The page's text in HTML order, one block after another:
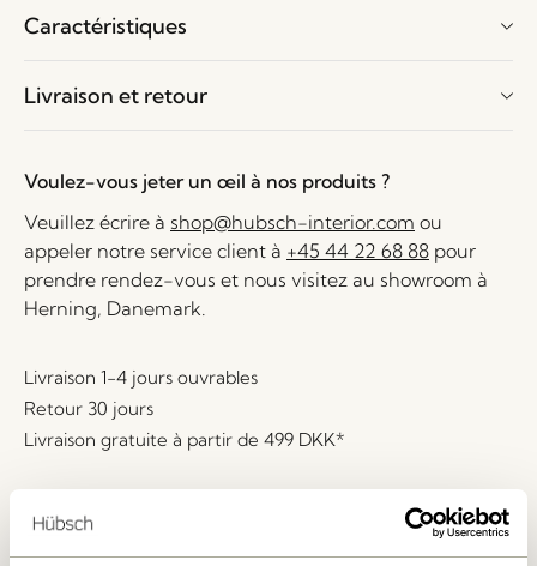
Caractéristiques
Livraison et retour
Voulez-vous jeter un œil à nos produits ?
Veuillez écrire à shop@hubsch-interior.com ou
appeler notre service client à +45 44 22 68 88 pour
prendre rendez-vous et nous visitez au showroom à
Herning, Danemark.
Livraison 1-4 jours ouvrables
Retour 30 jours
Livraison gratuite à partir de 499 DKK*